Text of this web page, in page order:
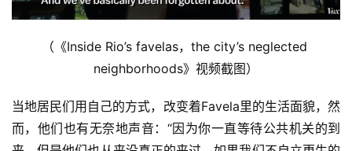
（《Inside Rio’s favelas，the city’s neglected
neighborhoods》视频截图）
当地居民们用自己的方式，改变着Favela里的生活面貌，然
而，他们也有无奈地声音：“因为你一直等待公共机关的到